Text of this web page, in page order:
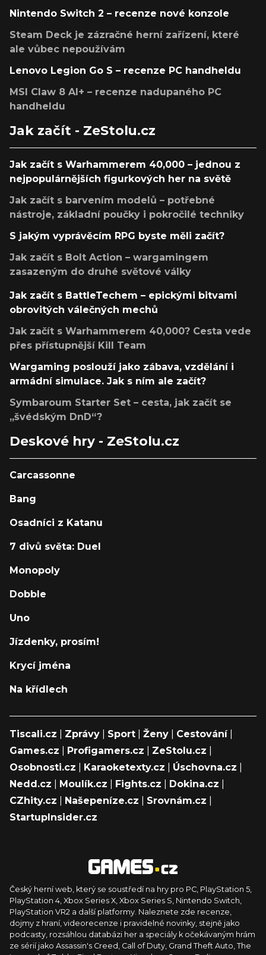
Nintendo Switch 2 – recenze nové konzole
Steam Deck je zázračné herní zařízení, které
ale vůbec nepoužívám
Lenovo Legion Go S – recenze PC handheldu
MSI Claw 8 AI+ – recenze nadupaného PC
handheldu
Jak začít - ZeStolu.cz
Jak začít s Warhammerem 40,000 – jednou z
nejpopulárnějších figurkových her na světě
Jak začít s barvením modelů – potřebné
nástroje, základní poučky i pokročilé techniky
S jakým vyprávěcím RPG byste měli začít?
Jak začít s Bolt Action – wargamingem
zasazeným do druhé světové války
Jak začít s BattleTechem – epickými bitvami
obrovitých válečných mechů
Jak začít s Warhammerem 40,000? Cesta vede
přes přístupnější Kill Team
Wargaming poslouží jako zábava, vzdělání i
armádní simulace. Jak s ním ale začít?
Symbaroum Starter Set – cesta, jak začít se
„švédským DnD“?
Deskové hry - ZeStolu.cz
Carcassonne
Bang
Osadníci z Katanu
7 divů světa: Duel
Monopoly
Dobble
Uno
Jízdenky, prosím!
Krycí jména
Na křídlech
Tiscali.cz Zprávy Sport Ženy Cestování|
Games.cz
Profigamers.cz ZeStolu.cz
Osobnosti.cz
Karaoketexty.cz Úschovna.cz
Nedd.cz
Moulík.cz Fights.cz Dokina.cz
CZhity.cz
Našepeníze.cz Srovnám.cz
StartupInsider.cz
Český herní web, který se soustředí na hry pro PC, PlayStation 5,
PlayStation 4, Xbox Series X, Xbox Series S, Nintendo Switch,
PlayStation VR2 a další platformy. Naleznete zde recenze,
dojmy z hraní, videorecenze i pravidelné novinky, stejně jako
podcasty, rozsáhlou databázi her a speciály k očekávaným hrám
ze sérií jako Assassin's Creed, Call of Duty, Grand Theft Auto, The